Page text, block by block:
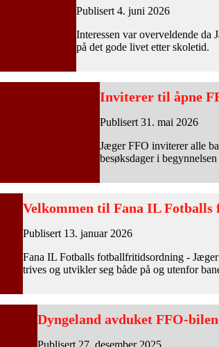
Publisert 4. juni 2026
Interessen var overveldende da
på det gode livet etter skoletid.
Inviterer til åpne
Publisert 31. mai 2026
Jæger FFO inviterer alle
besøksdager i
Velkommen til Fana IL
Publisert 13. januar 2026
Fana IL Fotballs fotballfritidsordning -
trives og utvikler seg både på og utenfor
Dyngeland avduket FFO-
Publisert 27. desember 2025